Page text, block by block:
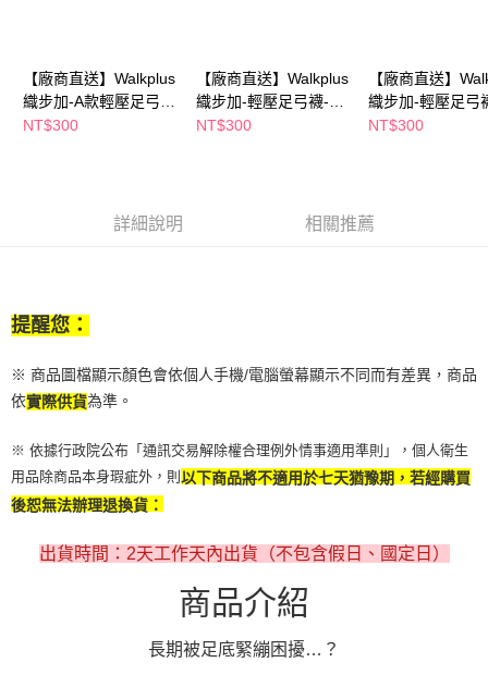
請求用戶進行身份認證。
５．嚴禁一人註冊多個帳號或使用他人資訊註冊。若發現惡意使用之情形，
恩沛科技股份有限公司將有權停止該用戶之使用額度並採取法律行動。
【廠商直送】Walkplus
織步加-A款輕壓足弓
襪-3入-淺灰23-27
NT$300
【廠商直送】Walkplus
織步加-輕壓足弓襪-3
雙入-黑灰-25-28
NT$300
【廠商直送】
織步加-輕壓足弓
雙入-黑灰-22-24
NT$300
詳細說明 相關推薦
提醒您：
※ 商品圖檔顯示顏色會依個人手機/電腦螢幕顯示不同而有差異，商品
依實際供貨為準。
※ 依據行政院公布「通訊交易解除權合理例外情事適用準則」，個人衛生
用品除商品本身瑕疵外，則 以下商品將不適用於七天猶豫期，若經購買
後恕無法辦理退換貨：
出貨時間：2天工作天內出貨（不包含假日、國定日）
商品介紹
長期被足底緊繃困擾…？